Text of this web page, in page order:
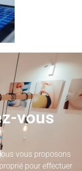
vous
vous proposons
pour effectuer